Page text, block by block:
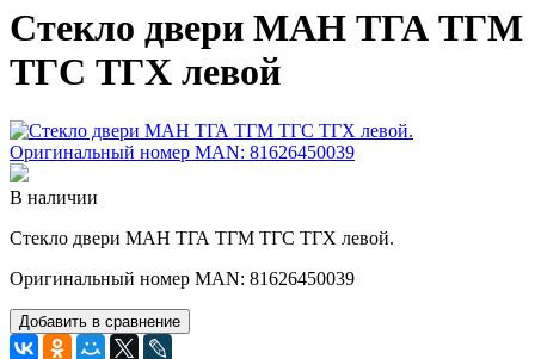
Стекло двери МАН ТГА ТГМ
ТГС ТГХ левой
В наличии
Стекло двери МАН ТГА ТГМ ТГС ТГХ левой.
Оригинальный номер MAN: 81626450039
Добавить в сравнение